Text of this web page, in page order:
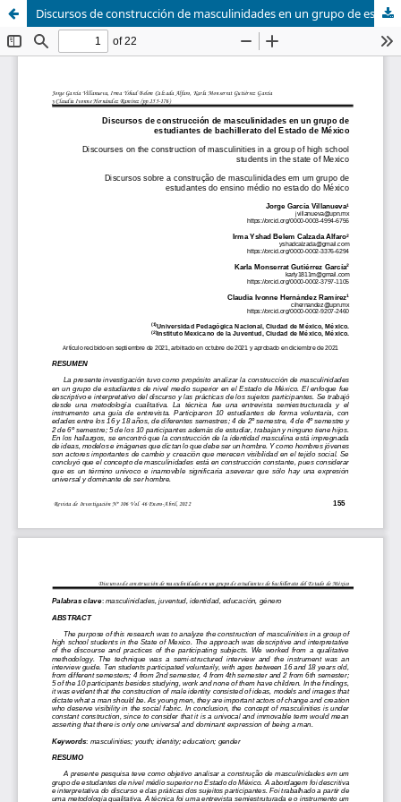
Discursos de construcción de masculinidades en un grupo de estudiantes de bachillerato del Estado de México